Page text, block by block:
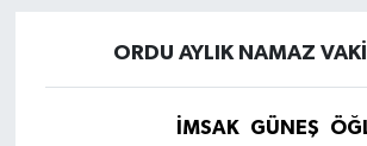
ORDU AYLIK NAMAZ
İMSAK GÜNEŞ